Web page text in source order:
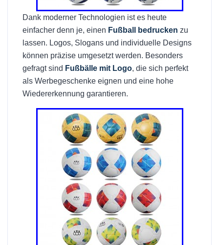
Dank moderner Technologien ist es heute
einfacher denn je, einen Fußball bedrucken zu
lassen. Logos, Slogans und individuelle Designs
können präzise umgesetzt werden. Besonders
gefragt sind Fußbälle mit Logo, die sich perfekt
als Werbegeschenke eignen und eine hohe
Wiedererkennung garantieren.